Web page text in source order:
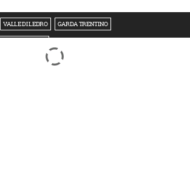
VALLE DI LEDRO GARDA TRENTINO
V/GRESTA